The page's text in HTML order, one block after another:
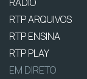
RTP ARQUIVOS
RTP ENSINA
RTP PLAY
EM DIRETO